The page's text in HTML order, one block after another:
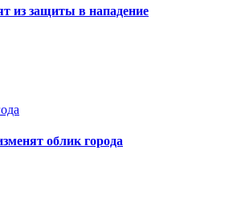
из защиты в нападение
облик города